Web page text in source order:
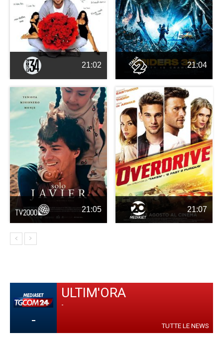
21:02 21:04
21:05 21:07
-
ULTIM'ORA
-
TUTTE LE NEWS